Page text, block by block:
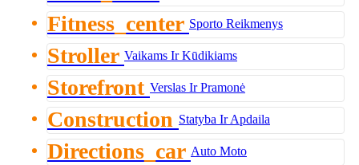
Fitness_center Sporto Reikmenys
Stroller Vaikams Ir Kūdikiams
Storefront Verslas Ir Pramonė
Construction Statyba Ir Apdaila
Directions_car Auto Moto